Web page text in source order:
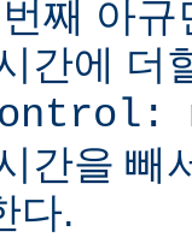
째 아
간에 더
간을 빼
다.